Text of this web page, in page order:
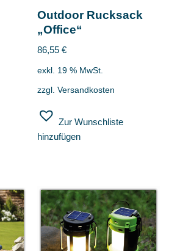
Outdoor Rucksack
„Office“
86,55€
exkl. 19 % MwSt.
zzgl.Versandkosten
Zur Wunschliste
hinzufügen